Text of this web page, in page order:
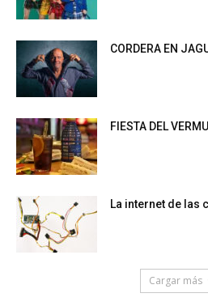
CORDERA EN
FIESTA DEL
La internet de las
Cargar más